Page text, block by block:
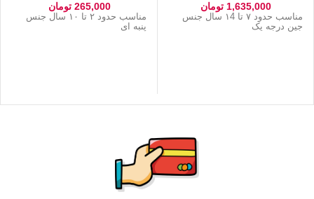
1,635,000 تومان
مناسب حدود ۷ تا ۱4 سال جنس
جین درجه یک
265,000 تومان
مناسب حدود ۲ تا ۱۰ سال جنس
پنبه ای